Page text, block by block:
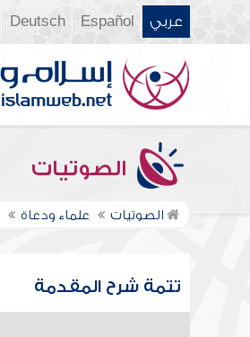
عربي Español
Deutsch
الصوتيات
الصوتيات علماء ودعاة
تتمة شرح المقدمة